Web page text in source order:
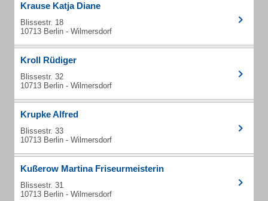
Krause Katja Diane
Blissestr. 18
10713 Berlin - Wilmersdorf
Kroll Rüdiger
Blissestr. 32
10713 Berlin - Wilmersdorf
Krupke Alfred
Blissestr. 33
10713 Berlin - Wilmersdorf
Kußerow Martina Friseurmeisterin
Blissestr. 31
10713 Berlin - Wilmersdorf